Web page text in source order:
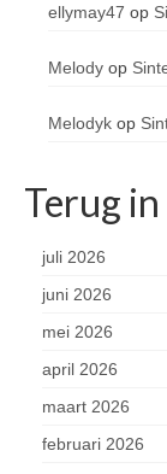
ellymay47 op
Melody op
Melodyk op
Terug
juli 2026
juni 2026
mei 2026
april 2026
maart 2026
februari 2026